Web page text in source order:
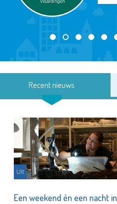
Recent nieuws
Uit
Een weekend én een nacht in